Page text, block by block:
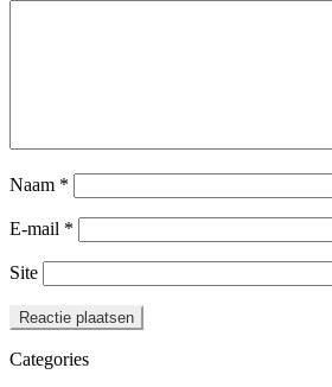
Naam *
E-mail *
Site
Categories